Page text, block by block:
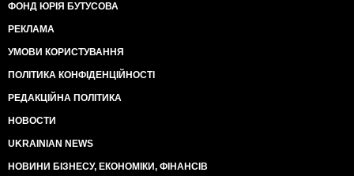
ФОНД ЮРІЯ БУТУСОВА
РЕКЛАМА
УМОВИ КОРИСТУВАННЯ
ПОЛІТИКА КОНФІДЕНЦІЙНОСТІ
РЕДАКЦІЙНА ПОЛІТИКА
НОВОСТИ
UKRAINIAN NEWS
НОВИНИ БІЗНЕСУ, ЕКОНОМІКИ, ФІНАНСІВ